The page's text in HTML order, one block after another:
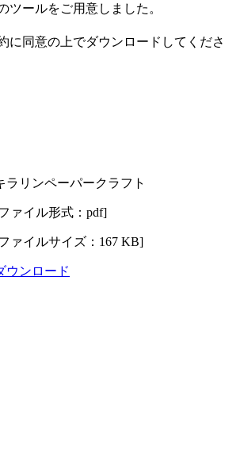
ールをご用意しました。
に同意の上でダウンロードしてくださ
ラリンペーパークラフト
ァイル形式：pdf]
ァイルサイズ：167 KB]
ウンロード